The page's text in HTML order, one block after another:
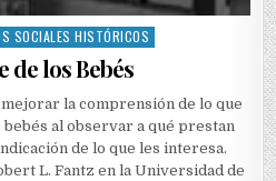
SOCIALES HISTÓRICOS
de los Bebés
la comprensión de lo que
al observar a qué prestan
de lo que les interesa.
L. Fantz en la Universidad de